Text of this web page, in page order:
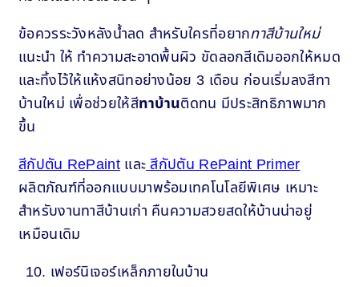
ข้อควรระวังหลังน้ำลด สำหรับใครที่อยากทาสีบ้านใหม่
แนะนำ ให้ ทำความสะอาดพื้นผิว ขัดลอกสีเดิมออกให้หมด
และทิ้งไว้ให้แห้งสนิทอย่างน้อย 3 เดือน ก่อนเริ่มลงสีทา
บ้านใหม่ เพื่อช่วยให้สีทาบ้านติดทน มีประสิทธิภาพมาก
ขึ้น
สีกัปตัน RePaintและสีกัปตัน RePaint Primer
ผลิตภัณฑ์ที่ออกแบบมาพร้อมเทคโนโลยีพิเศษ เหมาะ
สำหรับงานทาสีบ้านเก่า คืนความสวยสดให้บ้านน่าอยู่
เหมือนเดิม
เฟอร์นิเจอร์เหล็กภายในบ้าน